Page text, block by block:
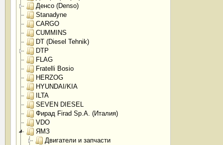
Денсо (Denso)
Stanadyne
CARGO
CUMMINS
DT (Diesel Tehnik)
DTP
FLAG
Fratelli Bosio
HERZOG
HYUNDAI/KIA
ILTA
SEVEN DIESEL
Фирад Firad Sp.A. (Италия)
VDO
ЯМЗ
Двигатели и запчасти